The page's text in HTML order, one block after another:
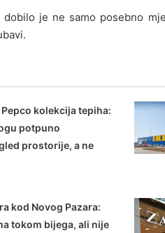
je ne samo posebno
kolekcija tepiha:
potpuno
prostorije, a ne
kod Novog Pazara:
tokom bijega, ali nije